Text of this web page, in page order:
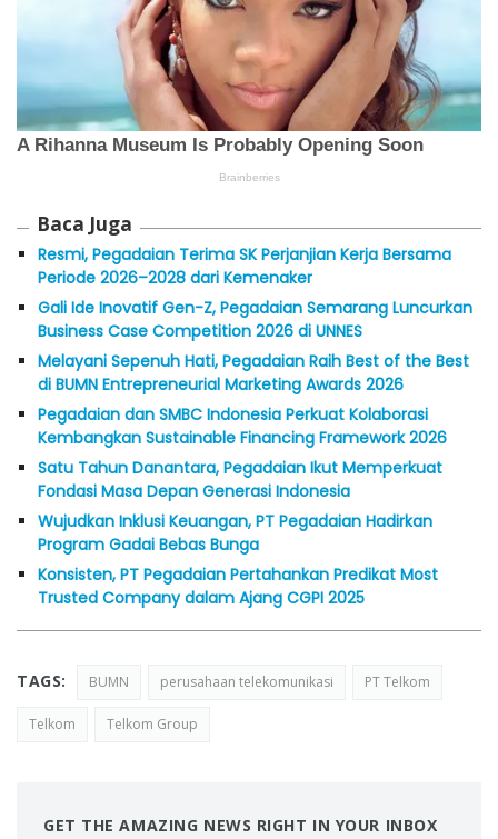
Baca Juga
Resmi, Pegadaian Terima SK Perjanjian Kerja Bersama
Periode 2026–2028 dari Kemenaker
Gali Ide Inovatif Gen-Z, Pegadaian Semarang Luncurkan
Business Case Competition 2026 di UNNES
Melayani Sepenuh Hati, Pegadaian Raih Best of the Best
di BUMN Entrepreneurial Marketing Awards 2026
Pegadaian dan SMBC Indonesia Perkuat Kolaborasi
Kembangkan Sustainable Financing Framework 2026
Satu Tahun Danantara, Pegadaian Ikut Memperkuat
Fondasi Masa Depan Generasi Indonesia
Wujudkan Inklusi Keuangan, PT Pegadaian Hadirkan
Program Gadai Bebas Bunga
Konsisten, PT Pegadaian Pertahankan Predikat Most
Trusted Company dalam Ajang CGPI 2025
TAGS: BUMN perusahaan telekomunikasi PT Telkom
Telkom Telkom Group
GET THE AMAZING NEWS RIGHT IN YOUR INBOX